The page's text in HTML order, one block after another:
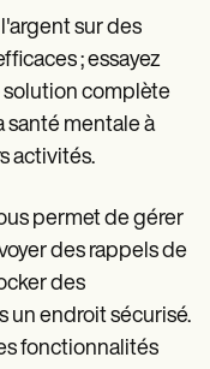
sur des
; essayez
solution complète
santé mentale à
activités.
permet de gérer
des rappels de
des
un endroit sécurisé.
fonctionnalités